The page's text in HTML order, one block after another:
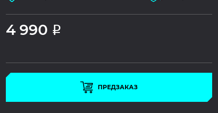
4 990 Р
ПРЕДЗАКАЗ